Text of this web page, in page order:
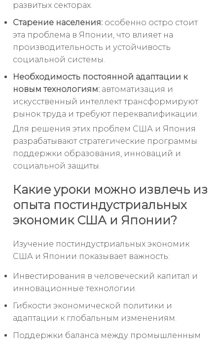
развитых секторах.
Старение населения: особенно остро стоит
эта проблема в Японии, что влияет на
производительность и устойчивость
социальной системы.
Необходимость постоянной адаптации к
новым технологиям: автоматизация и
искусственный интеллект трансформируют
рынок труда и требуют переквалификации.
Для решения этих проблем США и Япония
разрабатывают стратегические программы
поддержки образования, инноваций и
социальной защиты.
Какие уроки можно извлечь из
опыта постиндустриальных
экономик США и Японии?
Изучение постиндустриальных экономик
США и Японии показывает важность:
Инвестирования в человеческий капитал и
инновационные технологии.
Гибкости экономической политики и
адаптации к глобальным изменениям.
Поддержки баланса между промышленным